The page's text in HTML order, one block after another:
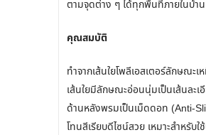
ตามจุดต่าง ๆ ได้ทุกพื้นที่ภายในบ้า
คุณสมบัติ
ทำจากเส้นใยโพลีเอสเตอร์ลักษณ
เส้นใยมีลักษณะอ่อนนุ่มเป็นเส้นละ
ด้านหลังพรมเป็นเม็ดดอท (Anti-
โทนสีเรียบดีไซน์สวย เหมาะสำหรั